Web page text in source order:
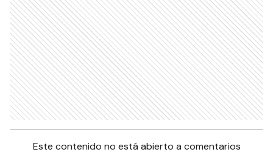
Este contenido no está abierto a comentarios